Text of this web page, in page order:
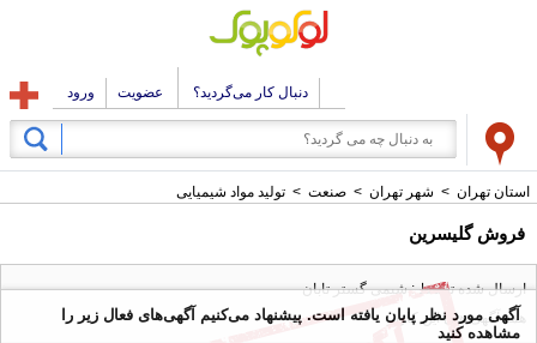
دنبال کار می‌گردید؟ عضویت ورود
استان تهران > شهر تهران > صنعت > تولید مواد شیمیایی
فروش گلیسرین
ارسال شده توسط : شیمی گستر تابان
همه آگهی های این کاربر
آگهی مورد نظر پایان یافته است. پیشنهاد می‌کنیم آگهی‌های فعال زیر را
مشاهده کنید